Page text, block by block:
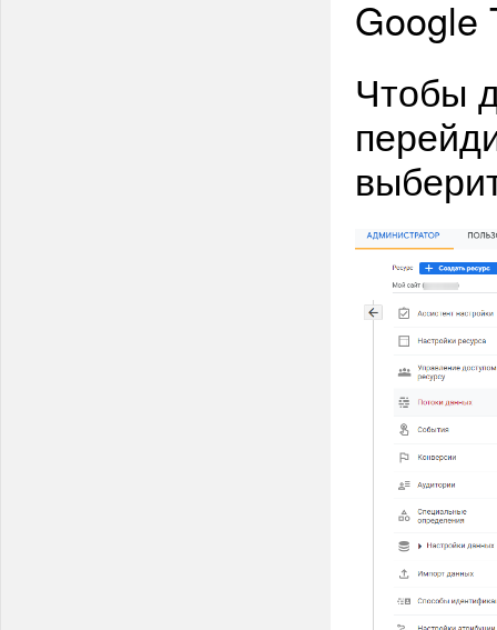
Google
Чтобы